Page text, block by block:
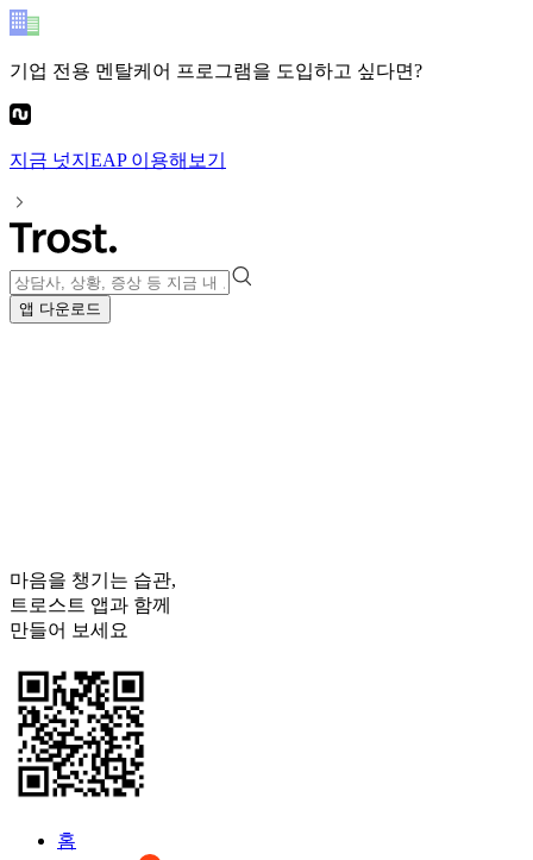
기업 전용 멘탈케어 프로그램을 도입하고 싶다면?
지금 넛지EAP이용해보기
앱 다운로드
마음을 챙기는 습관,
트로스트 앱과 함께
만들어 보세요
홈